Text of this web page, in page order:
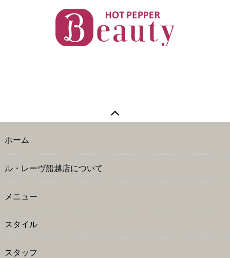
ホーム
ル・レーヴ船越店について
メニュー
スタイル
スタッフ